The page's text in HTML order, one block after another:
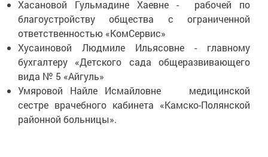
Хасановой Гульмадине Хаевне - рабочей по
благоустройству общества с ограниченной
ответственностью «КомСервис»
Хусаиновой Людмиле Ильясовне - главному
бухгалтеру «Детского сада общеразвивающего
вида № 5 «Айгуль»
Умяровой Найле Исмайловне медицинской
сестре врачебного кабинета «Камско-Полянской
районной больницы».